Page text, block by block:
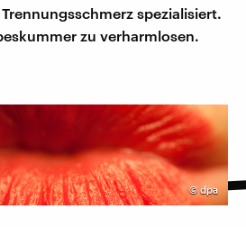
spezialisiert.
zu verharmlosen.
© dpa